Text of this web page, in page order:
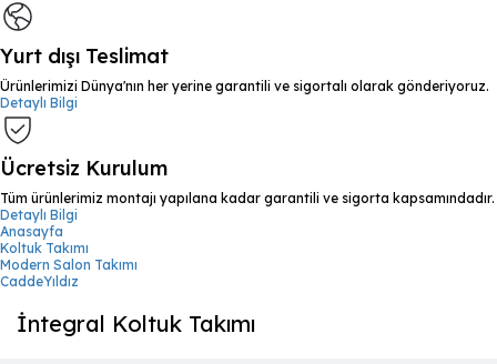
Yurt dışı Teslimat
Ürünlerimizi Dünya'nın her yerine garantili ve sigortalı olarak gönderiyoruz.
Detaylı Bilgi
Ücretsiz Kurulum
Tüm ürünlerimiz montajı yapılana kadar garantili ve sigorta kapsamındadır.
Detaylı Bilgi
Anasayfa
Koltuk Takımı
Modern Salon Takımı
CaddeYıldız
İntegral Koltuk Takımı